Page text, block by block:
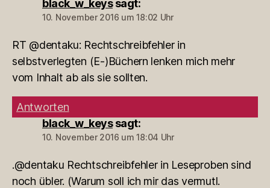
black_w_keys sagt:
10. November 2016 um 18:02 Uhr
RT @dentaku: Rechtschreibfehler in
selbstverlegten (E-)Büchern lenken mich mehr
vom Inhalt ab als sie sollten.
Antworten
black_w_keys sagt:
10. November 2016 um 18:04 Uhr
.@dentaku Rechtschreibfehler in Leseproben sind
noch übler. (Warum soll ich mir das vermutl.